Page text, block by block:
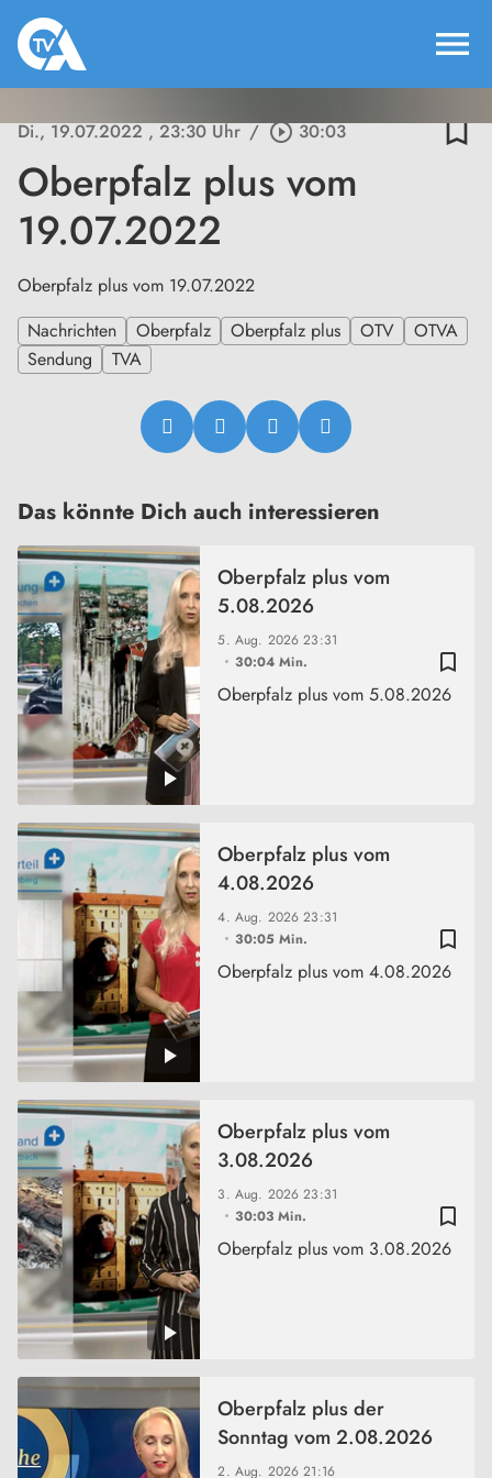
menu
Di., 19.07.2022, 23:30 Uhr / play_circle_outline30:03 bookmark_border
Oberpfalz plus vom
19.07.2022
Oberpfalz plus vom 19.07.2022
Nachrichten
Oberpfalz Oberpfalz plus OTV
OTVA
Sendung
TVA
Das könnte Dich auch interessieren
bookmark_border
5. Aug. 202623:31
30:04 Min.
Oberpfalz plus vom
5.08.2026
Oberpfalz plus vom 5.08.2026
bookmark_border
4. Aug. 202623:31
30:05 Min.
Oberpfalz plus vom
4.08.2026
Oberpfalz plus vom 4.08.2026
bookmark_border
3. Aug. 202623:31
30:03 Min.
Oberpfalz plus vom
3.08.2026
Oberpfalz plus vom 3.08.2026
2. Aug. 202621:16
Oberpfalz plus der
Sonntag vom 2.08.2026